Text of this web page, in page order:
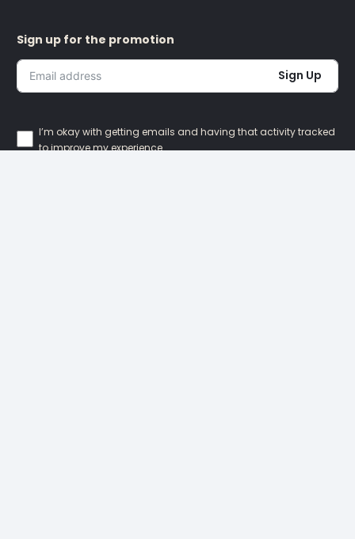
Sign up for the promotion
Sign Up
I’m okay with getting emails and having that activity tracked
to improve my experience.